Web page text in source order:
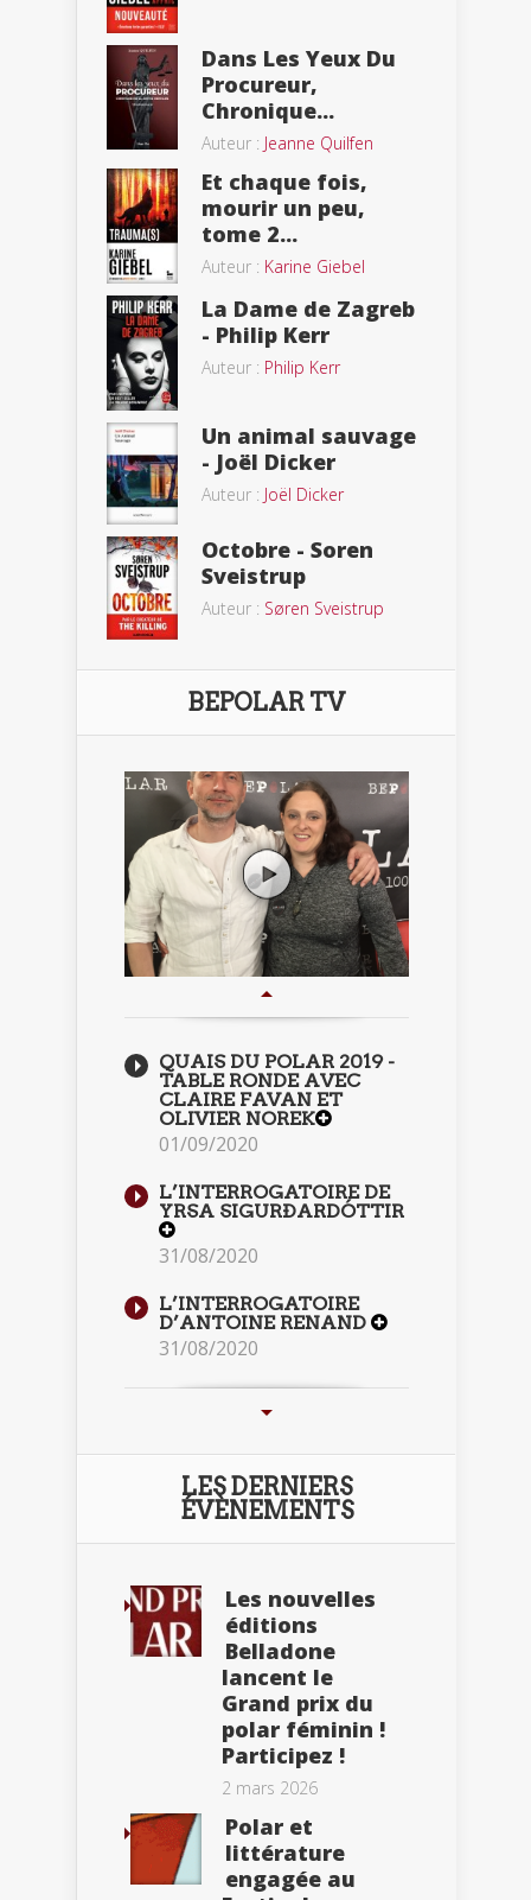
Dans Les Yeux Du
Procureur,
Chronique...
Auteur : Jeanne Quilfen
Et chaque fois,
mourir un peu,
tome 2...
Auteur : Karine Giebel
La Dame de Zagreb
- Philip Kerr
Auteur : Philip Kerr
Un animal sauvage
- Joël Dicker
Auteur : Joël Dicker
Octobre - Soren
Sveistrup
Auteur : Søren Sveistrup
BEPOLAR TV
QUAIS DU POLAR 2019 -
TABLE RONDE AVEC
CLAIRE FAVAN ET
OLIVIER NOREK
01/09/2020
L’INTERROGATOIRE DE
YRSA SIGURÐARDÓTTIR
31/08/2020
L’INTERROGATOIRE
D’ANTOINE RENAND
31/08/2020
LES DERNIERS
ÉVÈNEMENTS
Les nouvelles
éditions
Belladone
lancent le
Grand prix du
polar féminin !
Participez !
2 mars 2026
Polar et
littérature
engagée au